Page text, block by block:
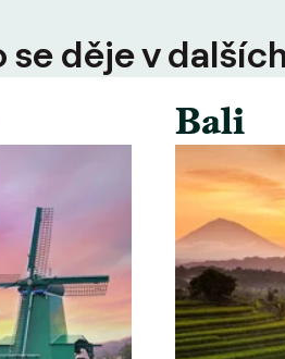
se děje v
Bali